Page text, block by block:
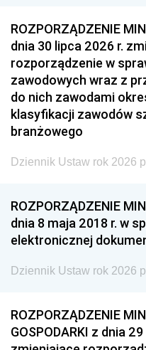
ROZPORZĄDZENIE
dnia 30 lipca 2026 r.
rozporządzenie w
zawodowych wraz z
do nich zawodami
klasyfikacji zawodów
branżowego
Dziennik Ustaw rok 2026
ROZPORZĄDZENIE
dnia 8 maja 2018 r. w
elektronicznej
Dziennik Ustaw rok 2026
ROZPORZĄDZENIE
GOSPODARKI z dnia